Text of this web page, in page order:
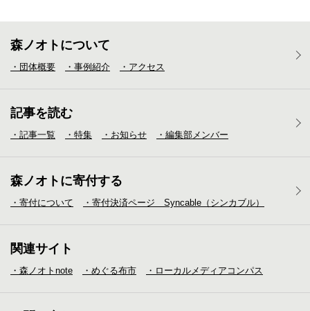
森ノオトについて
・団体概要 ・事例紹介 ・アクセス
記事を読む
・記事一覧 ・特集 ・お知らせ ・編集部メンバー
森ノオトに寄付する
・寄付について ・寄付決済ページ Syncable（シンカブル）
関連サイト
・森ノオトnote ・めぐる布市 ・ローカルメディア コンパス